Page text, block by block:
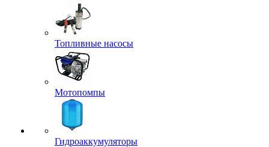
Топливные насосы
Мотопомпы
Гидроаккумуляторы